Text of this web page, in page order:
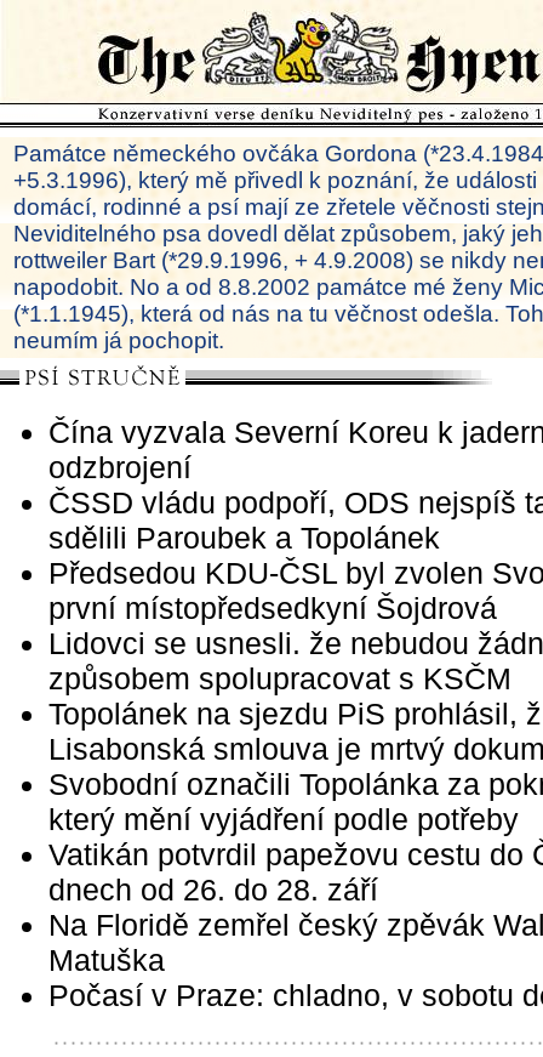
Památce německého ovčáka Gordona
+5.3.1996), který mě přivedl k poznání, že
domácí, rodinné a psí mají ze zřetele věčnosti
Neviditelného psa dovedl dělat způsobem, jaký
rottweiler Bart (*29.9.1996, + 4.9.2008) se nikdy
napodobit. No a od 8.8.2002 památce mé ženy
(*1.1.1945), která od nás na tu věčnost odešla.
neumím já pochopit.
Čína vyzvala Severní Koreu k
odzbrojení
ČSSD vládu podpoří, ODS nejspíš
sdělili Paroubek a Topolánek
Předsedou KDU-ČSL byl zvolen
první místopředsedkyní Šojdrová
Lidovci se usnesli. že nebudou
způsobem spolupracovat s KSČM
Topolánek na sjezdu PiS prohlásil,
Lisabonská smlouva je mrtvý
Svobodní označili Topolánka za
který mění vyjádření podle potřeby
Vatikán potvrdil papežovu cestu do
dnech od 26. do 28. září
Na Floridě zemřel český zpěvák
Matuška
Počasí v Praze: chladno, v sobotu